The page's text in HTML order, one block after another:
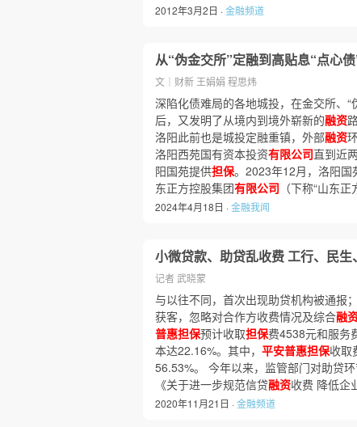
2012年3月2日 ·金融频道
从“伪金交所”定融到高贴息“点心
文｜财新 王娟娟 程思炜
深陷化债难局的各地城投，在金交所、“
后，又发明了从境内到境外崭新的融资
洛阳此前也是城投定融重镇，外部融资
洛阳西苑国有资本投资有限公司直到近
阳国苑提供担保。2023年12月，洛阳国
东正方控股集团有限公司 （下称“山东
2024年4月18日 ·金融我闻
小微贷款、助贷乱收费 工行、民
记者 武晓蒙
与以往不同，首次出现助贷机构被通报
获客，忽略对合作方收费情况及综合融
普惠担保预计收取担保费4538元和服务
本达22.16%。其中， 平安普惠担保收取
56.53%。 今年以来，监管部门对助贷
《关于进一步规范信贷融资收费 降低企
2020年11月21日 ·金融频道